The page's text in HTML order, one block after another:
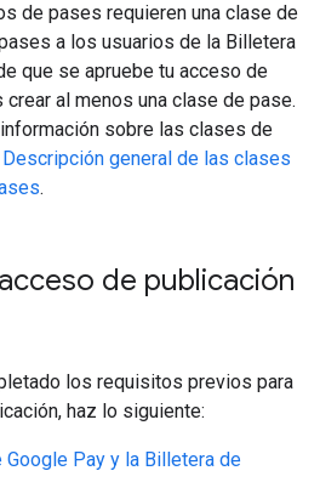
de pases requieren una clase de
a los usuarios de la Billetera
que se apruebe tu acceso de
al menos una clase de pase.
sobre las clases de
Descripción general de las clases
.
de publicación
los requisitos previos para
haz lo siguiente:
Google Pay y la Billetera de